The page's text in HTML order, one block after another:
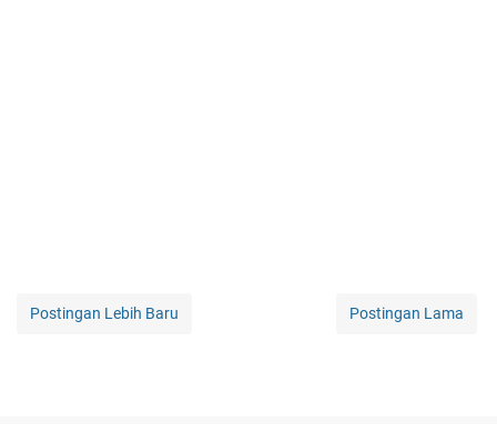
Postingan Lebih Baru Postingan Lama